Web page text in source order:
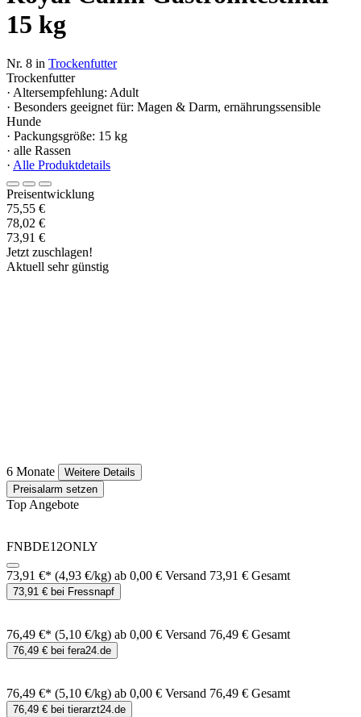
15 kg
Nr. 8 in Trockenfutter
Trockenfutter
· Altersempfehlung: Adult
· Besonders geeignet für: Magen & Darm, ernährungssensible
Hunde
· Packungsgröße: 15 kg
· alle Rassen
· Alle Produktdetails
Preisentwicklung
75,55 €
78,02 €
73,91 €
Jetzt zuschlagen!
Aktuell sehr günstig
6 Monate
Weitere Details
Preisalarm setzen
Top Angebote
FNBDE12ONLY
73,91 €* (4,93 €/kg) ab 0,00 € Versand 73,91 € Gesamt
73,91 € bei Fressnapf
76,49 €* (5,10 €/kg) ab 0,00 € Versand 76,49 € Gesamt
76,49 € bei fera24.de
76,49 €* (5,10 €/kg) ab 0,00 € Versand 76,49 € Gesamt
76,49 € bei tierarzt24.de